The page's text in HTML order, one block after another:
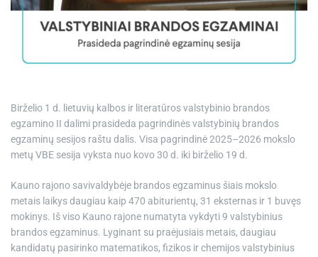
e
Birželio 1 d. lietuvių kalbos ir literatūros valstybinio brandos
egzamino II dalimi prasideda pagrindinės valstybinių brandos
egzaminų sesijos raštu dalis. Visa pagrindinė 2025–2026 mokslo
metų VBE sesija vyksta nuo kovo 30 d. iki birželio 19 d.
Kauno rajono savivaldybėje brandos egzaminus šiais mokslo
metais laikys daugiau kaip 470 abiturientų, 31 eksternas ir 1 buvęs
mokinys. Iš viso Kauno rajone numatyta vykdyti 9 valstybinius
brandos egzaminus. Lyginant su praėjusiais metais, daugiau
kandidatų pasirinko matematikos, fizikos ir chemijos valstybinius